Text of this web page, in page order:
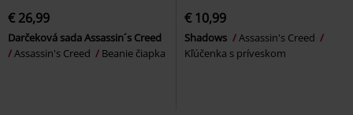
€ 26,99
Darčeková sada Assassin´s Creed
Assassin's Creed
Beanie čiapka
€ 10,99
Shadows
Assassin's Creed
Kľúčenka s príveskom